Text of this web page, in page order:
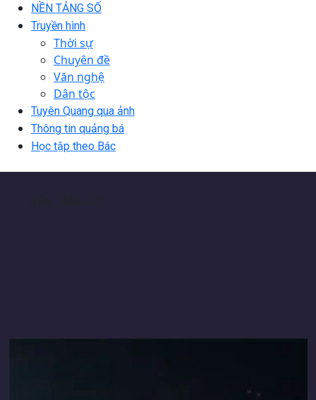
NỀN TẢNG SỐ
Truyền hình
Thời sự
Chuyên đề
Văn nghệ
Dân tộc
Tuyên Quang qua ảnh
Thông tin quảng bá
Học tập theo Bác